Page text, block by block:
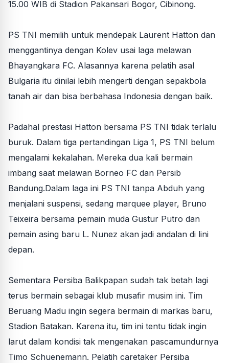
15.00 WIB di Stadion Pakansari Bogor, Cibinong.
PS TNI memilih untuk mendepak Laurent Hatton dan
menggantinya dengan Kolev usai laga melawan
Bhayangkara FC. Alasannya karena pelatih asal
Bulgaria itu dinilai lebih mengerti dengan sepakbola
tanah air dan bisa berbahasa Indonesia dengan baik.
Padahal prestasi Hatton bersama PS TNI tidak terlalu
buruk. Dalam tiga pertandingan Liga 1, PS TNI belum
mengalami kekalahan. Mereka dua kali bermain
imbang saat melawan Borneo FC dan Persib
Bandung.Dalam laga ini PS TNI tanpa Abduh yang
menjalani suspensi, sedang marquee player, Bruno
Teixeira bersama pemain muda Gustur Putro dan
pemain asing baru L. Nunez akan jadi andalan di lini
depan.
Sementara Persiba Balikpapan sudah tak betah lagi
terus bermain sebagai klub musafir musim ini. Tim
Beruang Madu ingin segera bermain di markas baru,
Stadion Batakan. Karena itu, tim ini tentu tidak ingin
larut dalam kondisi tak mengenakan pascamundurnya
Timo Schuenemann. Pelatih caretaker Persiba